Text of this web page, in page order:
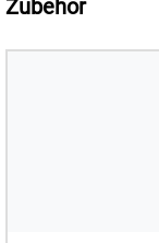
Zubehör